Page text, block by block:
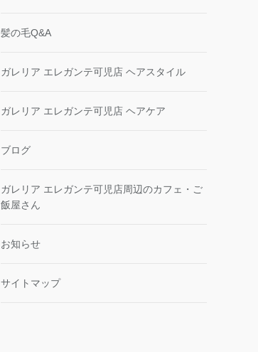
髪の毛Q&A
ガレリア エレガンテ可児店 ヘアスタイル
ガレリア エレガンテ可児店 ヘアケア
ブログ
ガレリア エレガンテ可児店周辺のカフェ・ご
飯屋さん
お知らせ
サイトマップ